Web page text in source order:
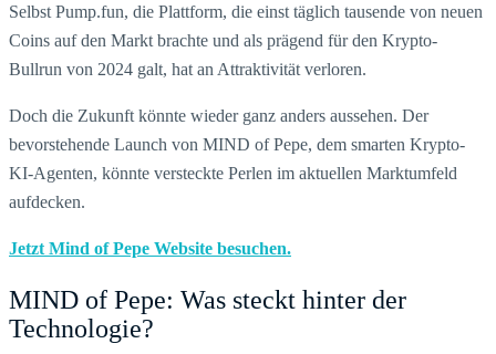
Selbst Pump.fun, die Plattform, die einst täglich tausende von neuen
Coins auf den Markt brachte und als prägend für den Krypto-
Bullrun von 2024 galt, hat an Attraktivität verloren.
Doch die Zukunft könnte wieder ganz anders aussehen. Der
bevorstehende Launch von MIND of Pepe, dem smarten Krypto-
KI-Agenten, könnte versteckte Perlen im aktuellen Marktumfeld
aufdecken.
Jetzt Mind of Pepe Website besuchen.
MIND of Pepe: Was steckt hinter der
Technologie?